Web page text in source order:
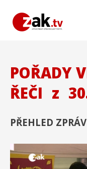
POŘADY
ŘEČI z
PŘEHLED